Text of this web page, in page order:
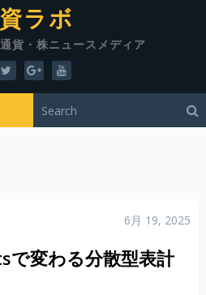
ラボ
貨・株ニュースメディア
6月 19, 2025
で変わる分散型表計